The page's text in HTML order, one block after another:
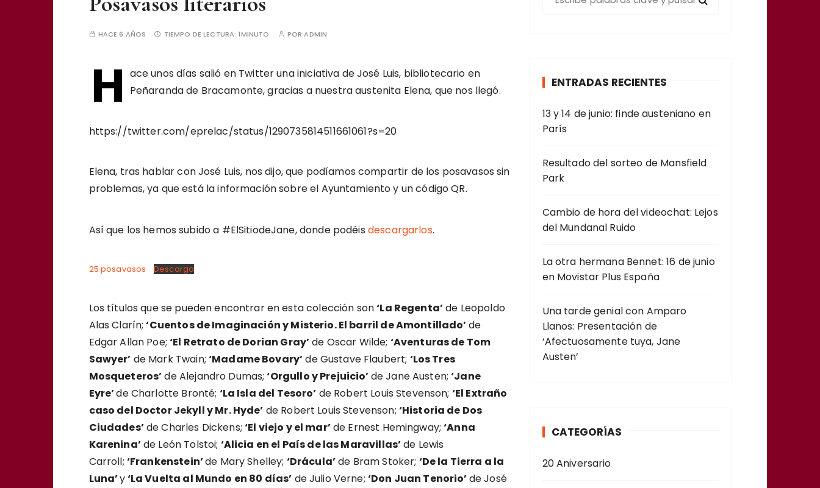
HACE 6 AÑOS TIEMPO DE LECTURA:1MINUTO PORADMIN
H ace unos días salió en Twitter una iniciativa de José Luis, bibliotecario en
Peñaranda de Bracamonte, gracias a nuestra austenita Elena, que nos llegó.
https://twitter.com/eprelac/status/1290735814511661061?s=20
Elena, tras hablar con José Luis, nos dijo, que podíamos compartir de los posavasos sin
problemas, ya que está la información sobre el Ayuntamiento y un código QR.
Así que los hemos subido a #ElSitiodeJane, donde podéis descargarlos.
25 posavasos Descarga
Los títulos que se pueden encontrar en esta colección son‘La Regenta’de Leopoldo
Alas Clarín;‘Cuentos de Imaginación y Misterio. El barril de Amontillado’de
Edgar Allan Poe;‘El Retrato de Dorian Gray’de Oscar Wilde; ‘Aventuras de Tom
Sawyer’ de Mark Twain; ‘Madame Bovary’de Gustave Flaubert; ‘Los Tres
Mosqueteros’de Alejandro Dumas;‘Orgullo y Prejuicio’de Jane Austen;‘Jane
Eyre’de Charlotte Bronté; ‘La Isla del Tesoro’ de Robert Louis Stevenson; ‘El Extraño
caso del Doctor Jekyll y Mr. Hyde’ de Robert Louis Stevenson; ‘Historia de Dos
Ciudades’de Charles Dickens;‘El viejo y el mar’de Ernest Hemingway;‘Anna
Karenina’de León Tolstoi; ‘Alicia en el País de las Maravillas’de Lewis
Carroll; ‘Frankenstein’de Mary Shelley; ‘Drácula’de Bram Stoker; ‘De la Tierra a la
Luna’y‘La Vuelta al Mundo en 80 días’ de Julio Verne; ‘Don Juan Tenorio’de José
ENTRADAS RECIENTES
13 y 14 de junio: finde austeniano en
París
Resultado del sorteo de Mansfield
Park
Cambio de hora del videochat: Lejos
del Mundanal Ruido
La otra hermana Bennet: 16 de junio
en Movistar Plus España
Una tarde genial con Amparo
Llanos: Presentación de
‘Afectuosamente tuya, Jane
Austen’
CATEGORÍAS
20 Aniversario